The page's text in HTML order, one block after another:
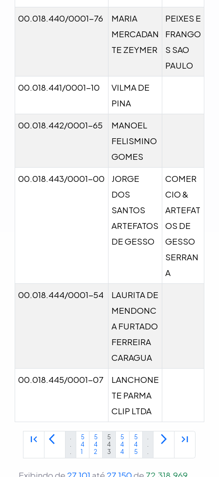
00.018.440/0001-76
MARIA
MERCADAN
TE ZEYMER
PEIXES E
FRANGO
S SAO
PAULO
00.018.441/0001-10
VILMA DE
PINA
00.018.442/0001-65
MANOEL
FELISMINO
GOMES
00.018.443/0001-00
JORGE
DOS
SANTOS
ARTEFATOS
DE GESSO
COMER
CIO &
ARTEFAT
OS DE
GESSO
SERRAN
A
00.018.444/0001-54
LAURITA DE
MENDONC
A FURTADO
FERREIRA
CARAGUA
00.018.445/0001-07
LANCHONE
TE PARMA
CLIP LTDA
first_page arrow_back_ios
.
.
.
5
4
1
5
4
2
5
4
3
5
4
4
5
4
5
.
.
.
arrow_forward_ios last_page